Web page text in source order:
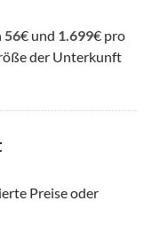
56€ und 1.699€ pro
der Unterkunft
Preise oder